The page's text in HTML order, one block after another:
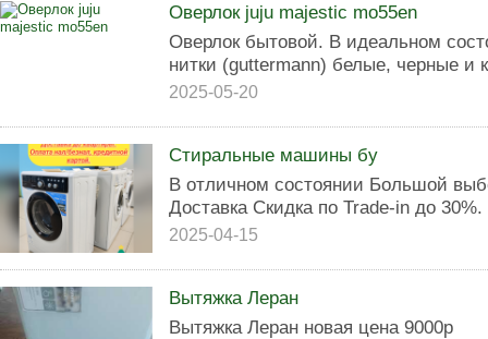
Оверлок juju majestic mo55en
Оверлок бытовой. В идеальном
нитки (guttermann) белые, черные и
2025-05-20
Стиральные машины бу
В отличном состоянии Большой
Доставка Скидка по Trade-in до 30%.
2025-04-15
Вытяжка Леран
Вытяжка Леран новая цена 9000р